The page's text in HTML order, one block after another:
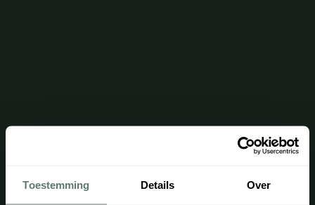
Toestemming Details Over